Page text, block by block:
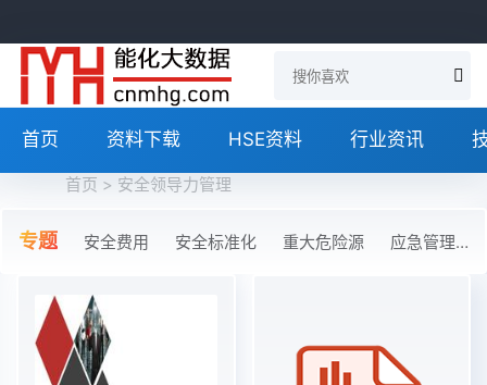
首页 资料下载 HSE资料 行业资讯
首页 > 安全领导力管理
专题 安全费用 安全标准化 重大危险源 应急管理